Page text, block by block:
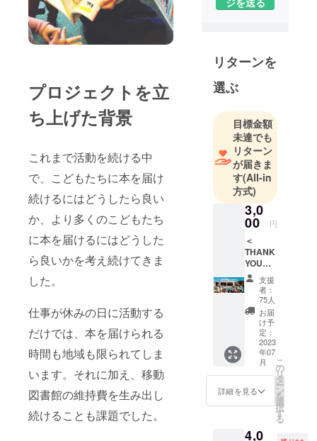
プロジェクトを立
ち上げた背景
これまで活動を続ける中
で、こどもたちに本を届け
続けるにはどうしたら良い
か、より多くのこどもたち
に本を届けるにはどうした
ら良いかを考え続けてきま
した。
仕事が休みの日に活動する
だけでは、本を届けられる
時間も地域も限られてしま
います。それに加え、移動
図書館の維持費を生み出し
続けることも課題でした。
ティア団体
よる活動を
た。こども
を手に取る
環境をつく
ること、人
と人がつな
がるコミュ
ニティを作
ることを目
指して活動
を続けてい
ます。
リターンを
選ぶ
目標金額
未達でも
リターン
が届きま
す(All-in
方式)
3,0
00 円
＜
THANK
YOU
コース
＞ この
活動を
ただた
だ応援
した
い！と
いう方
のた
め、発
送物は
不要と
いう
も用意
支援
者：
75人
お届
け予
定：
2023
年07
月
詳細を見る
こ
の
リ
タ
ー
ン
を
選
択
す
る
4,0